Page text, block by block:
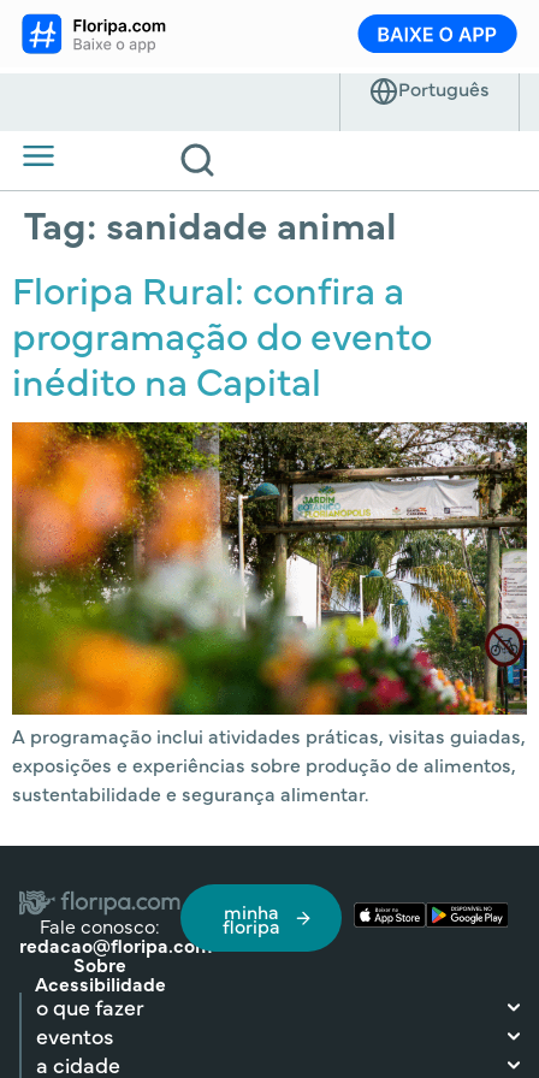
Tag: sanidade animal
Floripa Rural: confira a
programação do evento
inédito na Capital
A programação inclui atividades práticas, visitas guiadas,
exposições e experiências sobre produção de alimentos,
sustentabilidade e segurança alimentar.
Fale conosco:
redacao@floripa.com
Sobre
Acessibilidade
minha
floripa
o que fazer
eventos
a cidade